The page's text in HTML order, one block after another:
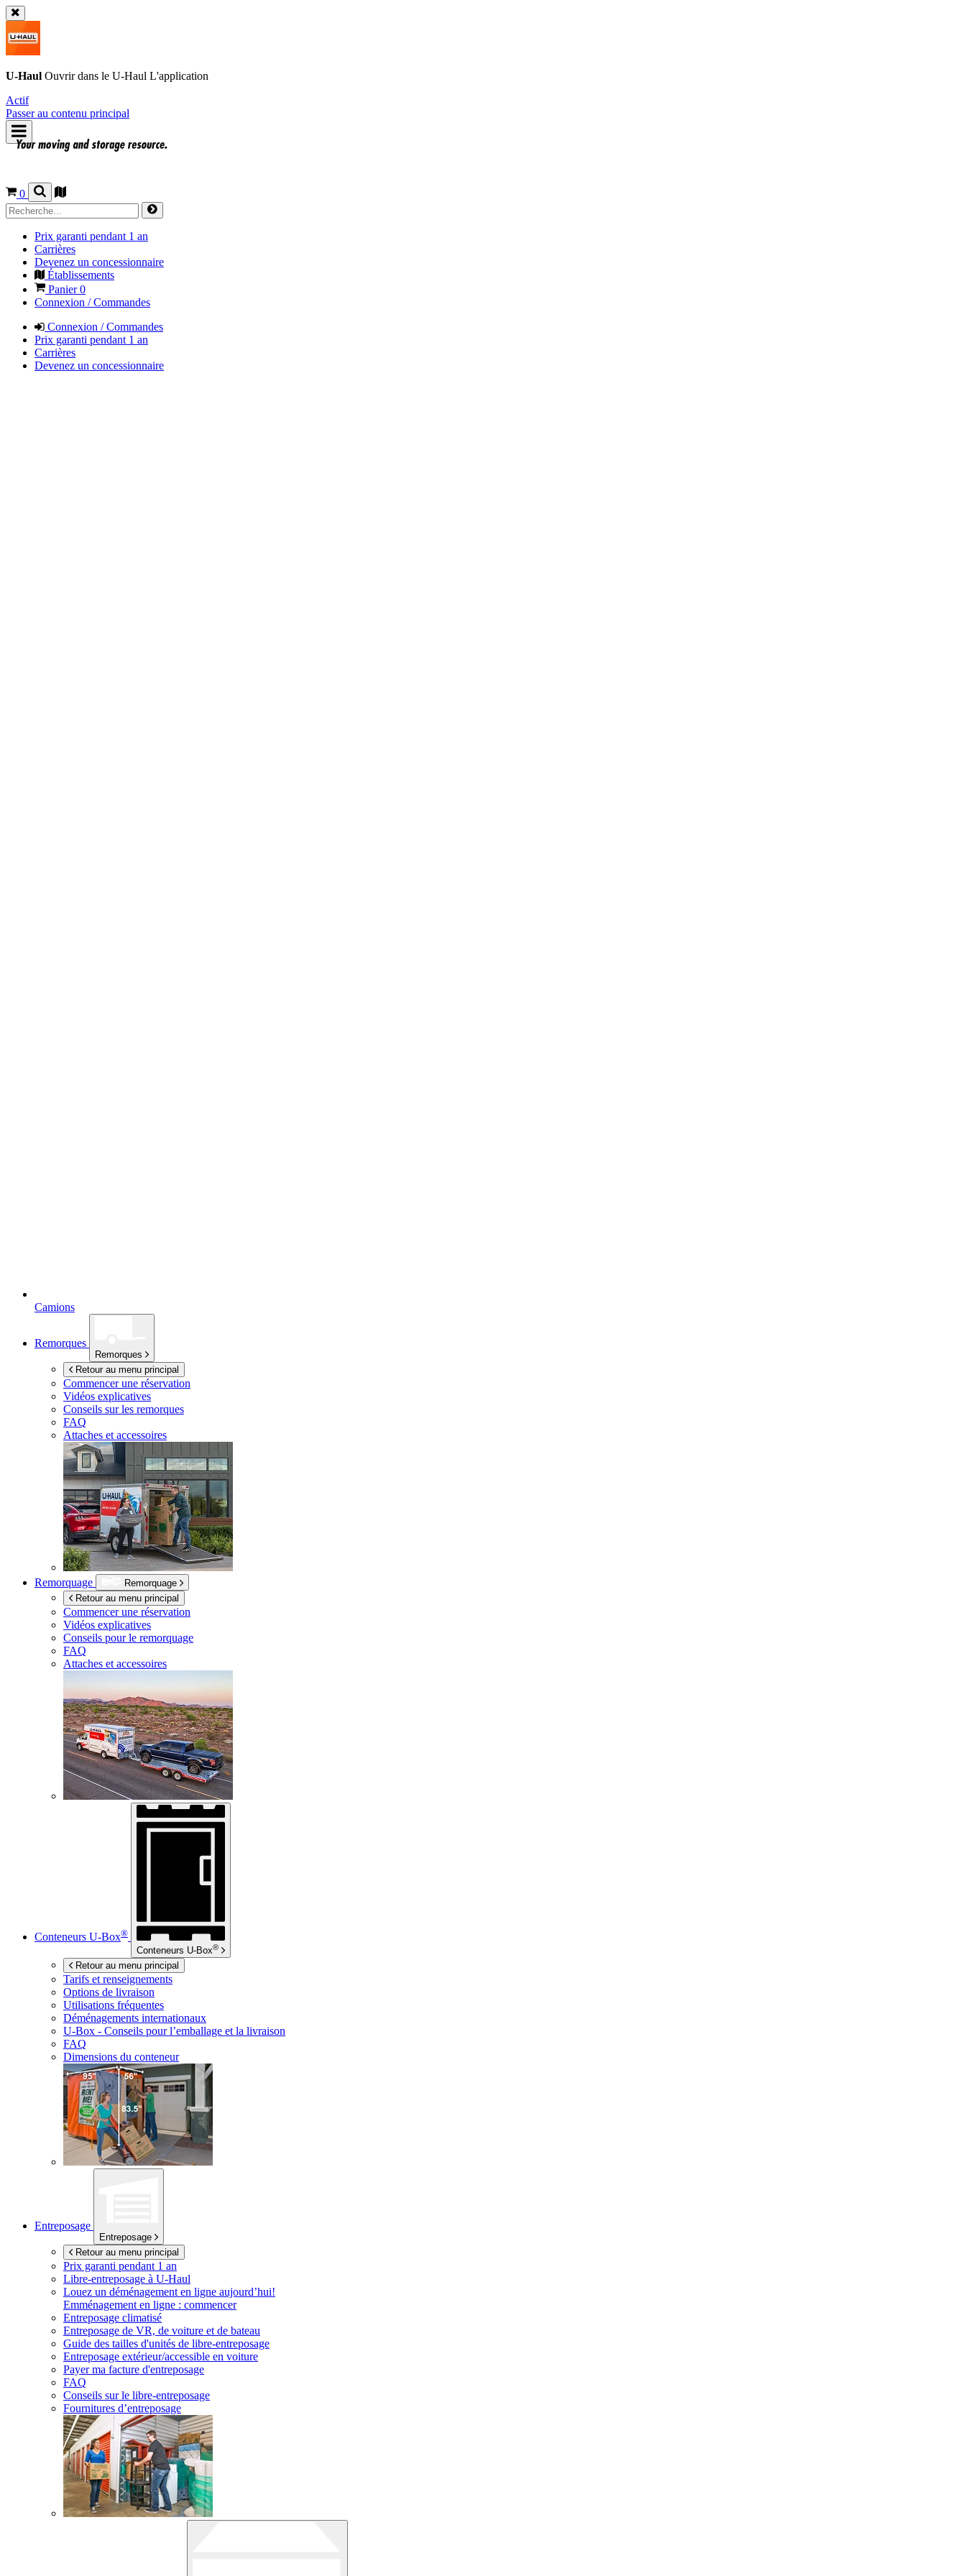
U-Haul Ouvrir dans le U-Haul L'application
Actif
Passer au contenu principal
0
Prix garanti pendant 1 an
Carrières
Devenez un concessionnaire
Établissements
Panier0
Connexion / Commandes
Connexion / Commandes
Prix garanti pendant 1 an
Carrières
Devenez un concessionnaire
Camions
Remorques
Remorques
Retour au menu principal
Commencer une réservation
Vidéos explicatives
Conseils sur les remorques
FAQ
Attaches et accessoires
Remorquage
Remorquage
Retour au menu principal
Commencer une réservation
Vidéos explicatives
Conseils pour le remorquage
FAQ
Attaches et accessoires
Conteneurs U-Box®
Conteneurs U-Box®
Retour au menu principal
Tarifs et renseignements
Options de livraison
Utilisations fréquentes
Déménagements internationaux
U-Box - Conseils pour l’emballage et la livraison
FAQ
Dimensions du conteneur
Entreposage
Entreposage
Retour au menu principal
Prix garanti pendant 1 an
Libre-entreposage à U-Haul
Louez un déménagement en ligne aujourd’hui!
Emménagement en ligne : commencer
Entreposage climatisé
Entreposage de VR, de voiture et de bateau
Guide des tailles d'unités de libre-entreposage
Entreposage extérieur/accessible en voiture
Payer ma facture d'entreposage
FAQ
Conseils sur le libre-entreposage
Fournitures d’entreposage